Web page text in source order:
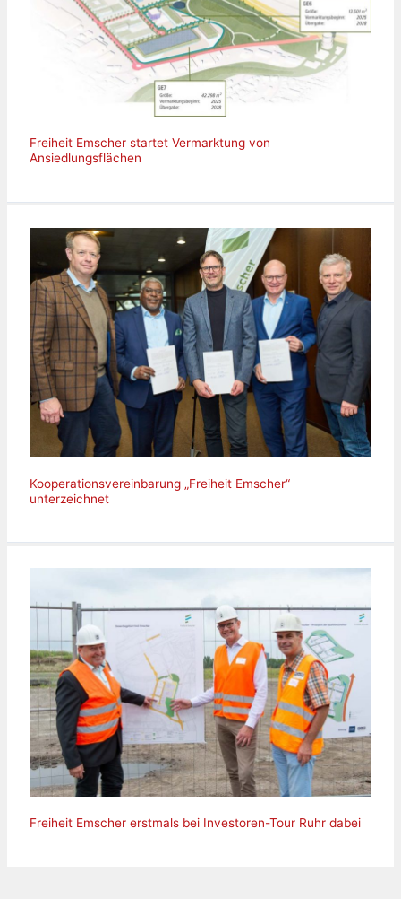
Freiheit Emscher startet Vermarktung von
Ansiedlungsflächen
Kooperationsvereinbarung „Freiheit Emscher“
unterzeichnet
Freiheit Emscher erstmals bei Investoren-Tour Ruhr dabei